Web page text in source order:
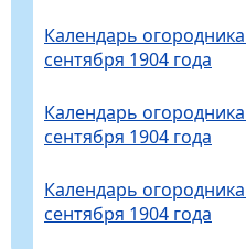
Календарь
сентября 1904 года
Календарь
сентября 1904 года
Календарь
сентября 1904 года